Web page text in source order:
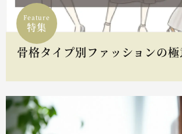
Feature
特集
骨格タイプ別ファッションの極